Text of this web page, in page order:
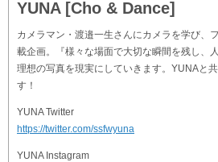
YUNA [Cho & Dance]
カメラマン・渡邉一生さんにカメラを学び、
載企画。『様々な場面で大切な瞬間を残し、
理想の写真を現実にしていきます。YUNAと
す！
YUNA Twitter
https://twitter.com/ssfwyuna
YUNA Instagram